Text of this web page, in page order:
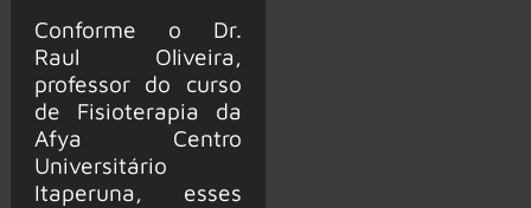
Conforme o Dr.
Raul Oliveira,
professor do curso
de Fisioterapia da
Afya Centro
Universitário
Itaperuna, esses